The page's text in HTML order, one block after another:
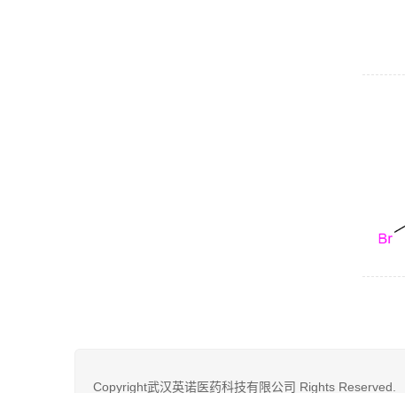
Copyright武汉英诺医药科技有限公司 Rights Reserved.